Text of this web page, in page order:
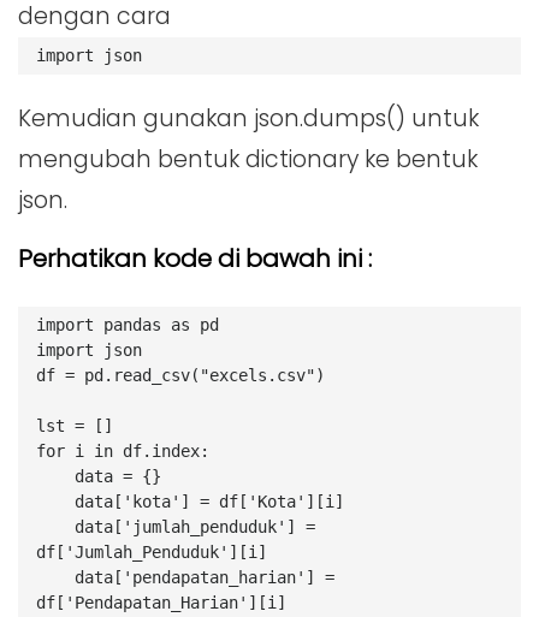
dengan cara
import json
Kemudian gunakan json.dumps() untuk
mengubah bentuk dictionary ke bentuk
json.
Perhatikan kode di bawah ini :
import pandas as pd
import json
df = pd.read_csv("excels.csv")
lst = []
for i in df.index:
    data = {}
    data['kota'] = df['Kota'][i]
df['Jumlah_Penduduk'][i]
df['Pendapatan_Harian'][i]